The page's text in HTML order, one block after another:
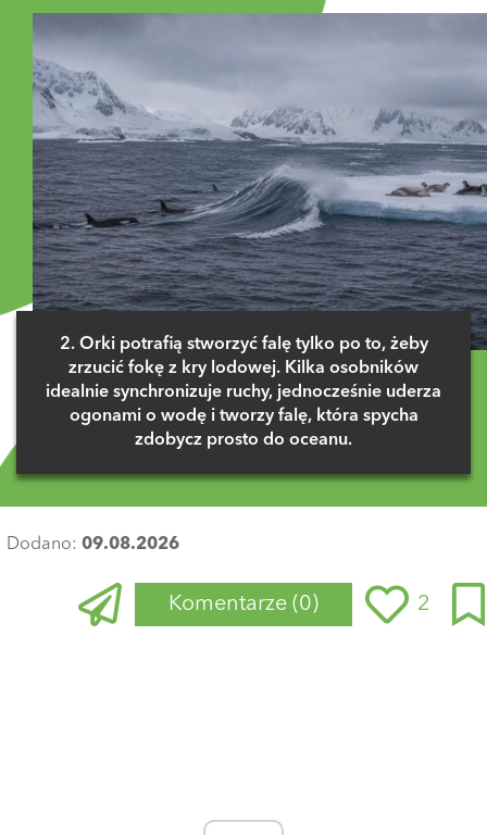
2. Orki potrafią stworzyć falę tylko po to, żeby
zrzucić fokę z kry lodowej. Kilka osobników
idealnie synchronizuje ruchy, jednocześnie uderza
ogonami o wodę i tworzy falę, która spycha
zdobycz prosto do oceanu.
Dodano: 09.08.2026
Komentarze (0) 2